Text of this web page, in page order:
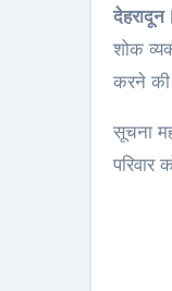
देहरादून।
शोक
करने की
सूचना
परिवार